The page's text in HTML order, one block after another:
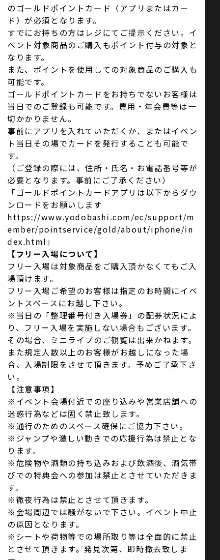
のゴールドポイントカード（アプリまたはカー
ド）が必須となります。
すでにお持ちの方はレジにてご提示ください。イ
ベント対象商品のご購入もポイント付与の対象と
なります。
また、ポイントを使用しての対象商品のご購入も
可能です。
ゴールドポイントカードをお持ちでないお客様は
当日でのご登録も可能です。費用・年会費等は一
切かかりません。
事前にアプリを入れていただくか、またはイベン
ト当日その場でカードを発行することも可能で
す。
（ご登録の際には、住所・氏名・お電話番号等が
必要となります。事前にご了承ください）
「ゴールドポイントカードアプリは以下からダウ
ンロードをお願いします
https://www.yodobashi.com/ec/support/m
ember/pointservice/gold/about/iphone/in
dex.html」
【フリー入場について】
フリー入場は対象商品をご購入頂かなくてもご入
場頂けます。
フリー入場ご希望のお客様は指定のお時間にイベ
ントスペースにお越し下さい。
※当日の「整理番号付き入場券」の配券状況によ
り、フリー入場を実施しない場合もございます。
その場合、ミニライブのご観覧は出来かねます。
また規定人数以上のお客様がお越しになった場
合、入場制限をさせて頂きます。予めご了承下さ
い。
【注意事項】
※イベント会場付近での座り込みや営業店舗への
迷惑行為などは固く禁止致します。
※通行のためのスペース確保にご協力下さい。
※ジャンプや激しい動きでの応援行為は禁止とな
ります。
※危険物や酒類の持ち込みおよび飲酒後、酒気帯
びでの特典会への参加は禁止とさせていただきま
す。
※徹夜行為は禁止とさせて頂きます。
※会場周辺では騒がないで下さい。イベント中止
の原因となります。
※シートや荷物等での場所取り等は全面的に禁止
とさせて頂きます。発見次第、即時撤去致しま